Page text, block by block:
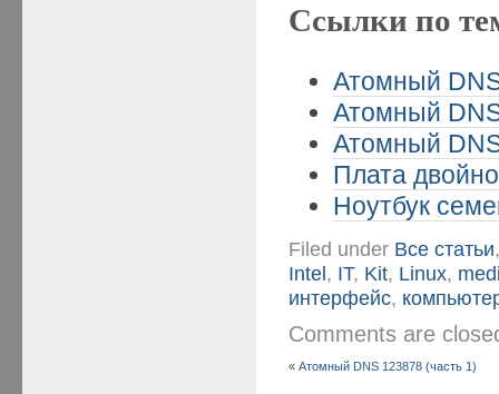
Ссылки по
Атомный
Атомный
Атомный
Плата
Ноутбук
Filed under Все статьи
Intel, IT, Kit, Linux,
интерфейс,
Comments are
«Атомный DNS 123878 (часть 1)